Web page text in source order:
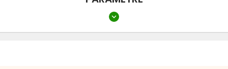
Hnojivo pre akvarijné rastliny
expand_more